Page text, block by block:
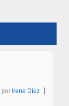
por Irene Díez